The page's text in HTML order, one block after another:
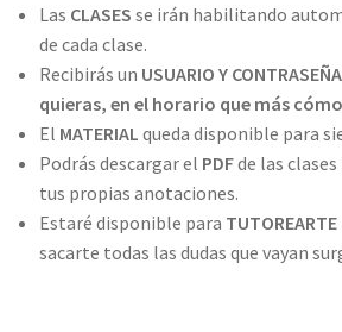
Las CLASESse irán habilitando
de cada clase.
Recibirás un USUARIO Y
quieras, en el horario que más
El MATERIALqueda disponible para
Podrás descargar el PDFde las
tus propias anotaciones.
Estaré disponible para
sacarte todas las dudas que vayan